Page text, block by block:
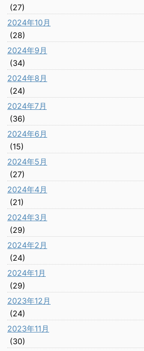
(27)
2024年10月
(28)
2024年9月
(34)
2024年8月
(24)
2024年7月
(36)
2024年6月
(15)
2024年5月
(27)
2024年4月
(21)
2024年3月
(29)
2024年2月
(24)
2024年1月
(29)
2023年12月
(24)
2023年11月
(30)